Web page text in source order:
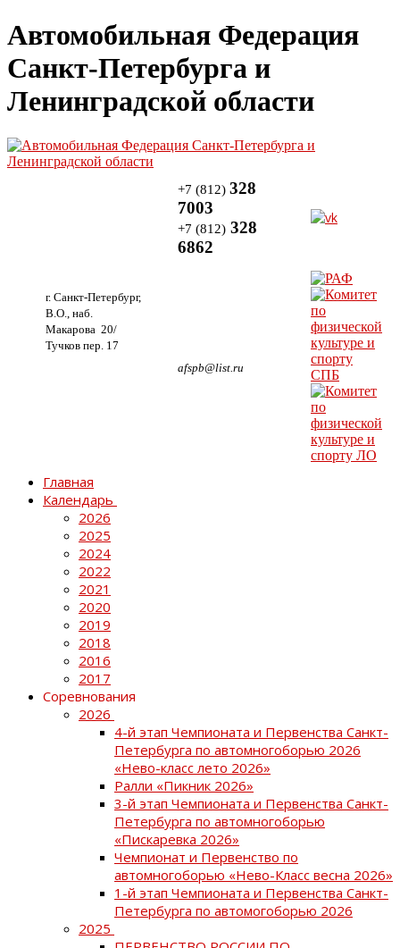
Автомобильная Федерация
Санкт-Петербурга и
Ленинградской области
г. Санкт-Петербург,
В.О., наб.
Макарова 20/
Тучков пер. 17
+7 (812) 328
7003
+7 (812) 328
6862
afspb@list.ru
Главная
Календарь
2026
2025
2024
2022
2021
2020
2019
2018
2016
2017
Соревнования
2026
4-й этап Чемпионата и Первенства Санкт-
Петербурга по автомногоборью 2026
«Нево-класс лето 2026»
Ралли «Пикник 2026»
3-й этап Чемпионата и Первенства Санкт-
Петербурга по автомногоборью
«Пискаревка 2026»
Чемпионат и Первенство по
автомногоборью «Нево-Класс весна 2026»
1-й этап Чемпионата и Первенства Санкт-
Петербурга по автомогоборью 2026
2025